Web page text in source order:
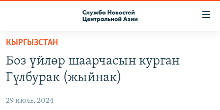
Вернуться
основному
содержанию
Вернутся
ПОДПИСКА
КОНТАКТЫ
RFE/RL ДИРЕКТ
КЫРГЫЗСТАН
Боз үйлөр шаарчасын курган
Гүлбурак (жыйнак)
29 июль, 2024